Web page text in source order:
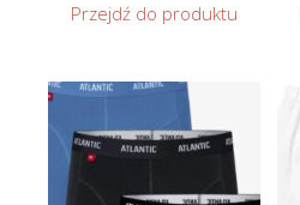
Przejdź do produktu